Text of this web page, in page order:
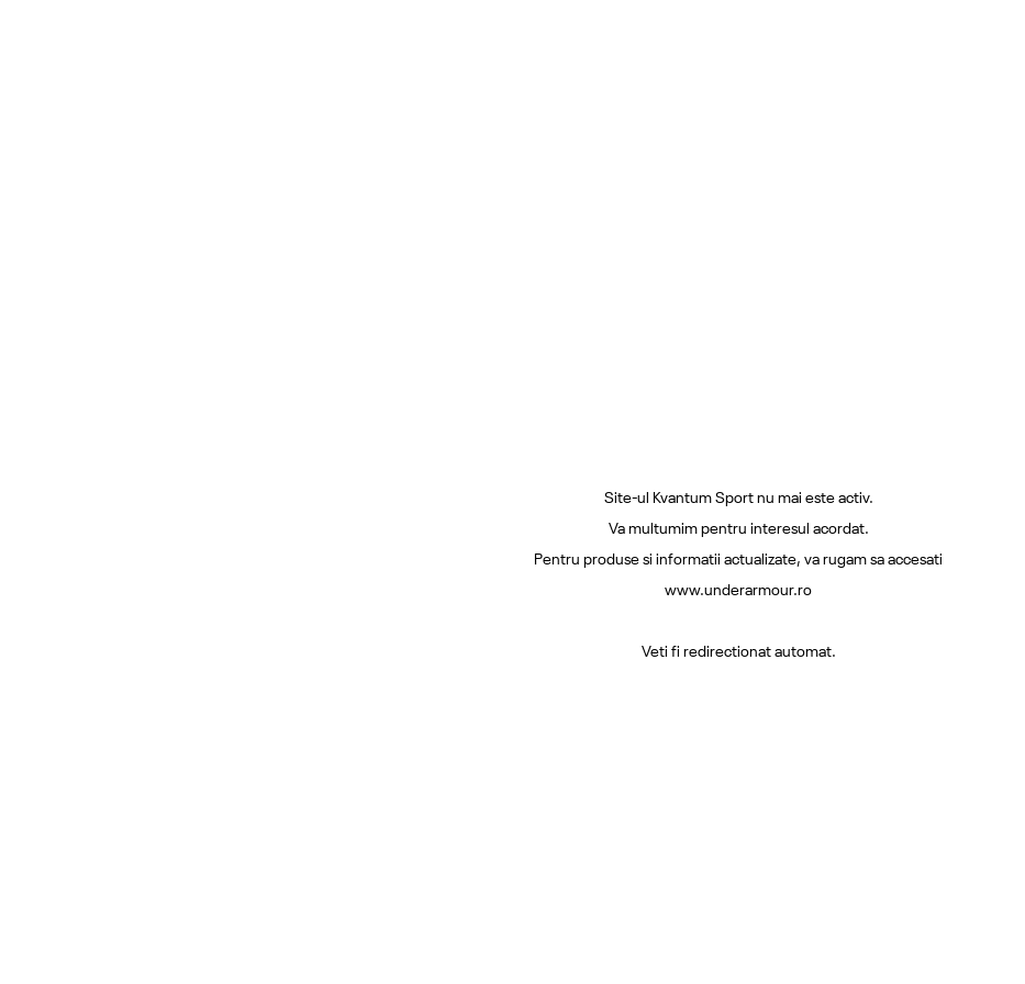
Site-ul Kvantum Sport nu mai este activ.
Va multumim pentru interesul acordat.
Pentru produse si informatii actualizate, va rugam sa accesati
www.underarmour.ro
Veti fi redirectionat automat.